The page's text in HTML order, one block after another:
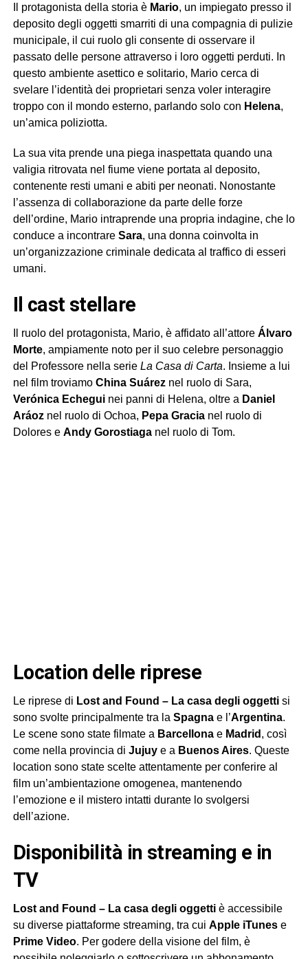
Il protagonista della storia è Mario, un impiegato presso il
deposito degli oggetti smarriti di una compagnia di pulizie
municipale, il cui ruolo gli consente di osservare il
passato delle persone attraverso i loro oggetti perduti. In
questo ambiente asettico e solitario, Mario cerca di
svelare l’identità dei proprietari senza voler interagire
troppo con il mondo esterno, parlando solo con Helena,
un’amica poliziotta.
La sua vita prende una piega inaspettata quando una
valigia ritrovata nel fiume viene portata al deposito,
contenente resti umani e abiti per neonati. Nonostante
l’assenza di collaborazione da parte delle forze
dell’ordine, Mario intraprende una propria indagine, che lo
conduce a incontrare Sara, una donna coinvolta in
un’organizzazione criminale dedicata al traffico di esseri
umani.
Il cast stellare
Il ruolo del protagonista, Mario, è affidato all’attore Álvaro
Morte, ampiamente noto per il suo celebre personaggio
del Professore nella serie La Casa di Carta. Insieme a lui
nel film troviamo China Suáreznel ruolo di Sara,
Verónica Echeguinei panni di Helena, oltre a Daniel
Aráoznel ruolo di Ochoa, Pepa Gracianel ruolo di
Dolores e Andy Gorostiaganel ruolo di Tom.
Location delle riprese
Le riprese di Lost and Found – La casa degli oggettisi
sono svolte principalmente tra la Spagnae l’Argentina.
Le scene sono state filmate a Barcellonae Madrid , così
come nella provincia di Jujuye a Buenos Aires. Queste
location sono state scelte attentamente per conferire al
film un’ambientazione omogenea, mantenendo
l’emozione e il mistero intatti durante lo svolgersi
dell’azione.
Disponibilità in streaming e in
TV
Lost and Found – La casa degli oggettiè accessibile
su diverse piattaforme streaming, tra cui Apple iTunese
Prime Video. Per godere della visione del film, è